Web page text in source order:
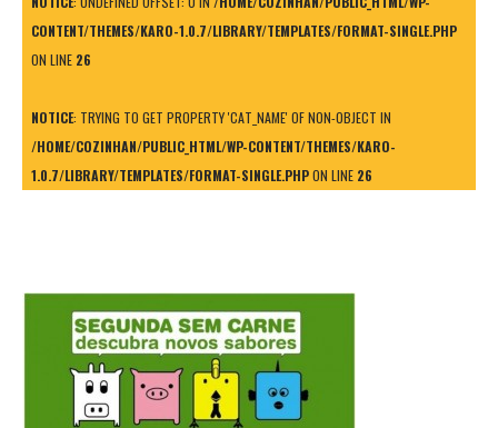
CONTENT/THEMES/KARO-1.0.7/LIBRARY/TEMPLATES/FORMAT-SINGLE.PHP
ON LINE 26
NOTICE: TRYING TO GET PROPERTY 'CAT_NAME' OF NON-OBJECT IN
/HOME/COZINHAN/PUBLIC_HTML/WP-CONTENT/THEMES/KARO-
1.0.7/LIBRARY/TEMPLATES/FORMAT-SINGLE.PHPON LINE 26